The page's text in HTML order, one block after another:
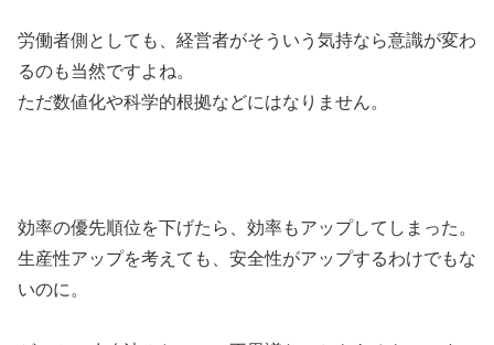
労働者側としても、経営者がそういう気持なら意識が変わ
るのも当然ですよね。
ただ数値化や科学的根拠などにはなりません。
効率の優先順位を下げたら、効率もアップしてしまった。
生産性アップを考えても、安全性がアップするわけでもな
いのに。